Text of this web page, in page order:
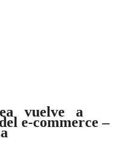
vuelve a
e-commerce –